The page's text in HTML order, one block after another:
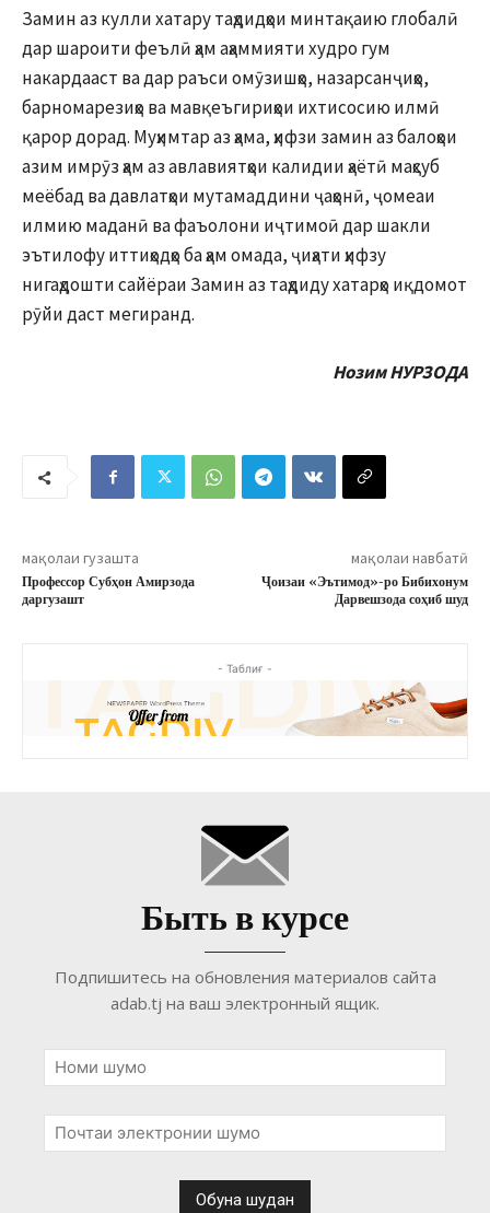
Замин аз кулли хатару таҳдидҳои минтақаию глобалӣ
дар шароити феълӣ ҳам аҳаммияти худро гум
накардааст ва дар раъси омӯзишҳо, назарсанҷиҳо,
барномарезиҳо ва мавқеъгириҳои ихтисосию илмӣ
қарор дорад. Муҳимтар аз ҳама, ҳифзи замин аз балоҳои
азим имрӯз ҳам аз авлавиятҳои калидии ҳаётӣ маҳсуб
меёбад ва давлатҳои мутамаддини ҷаҳонӣ, ҷомеаи
илмию маданӣ ва фаъолони иҷтимоӣ дар шакли
эътилофу иттиҳодҳо ба ҳам омада, ҷиҳати ҳифзу
нигаҳдошти сайёраи Замин аз таҳдиду хатарҳо иқдомот
рӯйи даст мегиранд.
Нозим НУРЗОДА
мақолаи гузашта
Профессор Субҳон Амирзода
даргузашт
мақолаи навбатӣ
Ҷоизаи «Эътимод»-ро Бибихонум
Дарвешзода соҳиб шуд
- Таблиғ -
Быть в курсе
Подпишитесь на обновления материалов сайта
adab.tj на ваш электронный ящик.